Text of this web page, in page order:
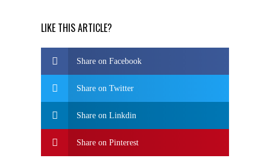
LIKE THIS ARTICLE?
Share on Facebook
Share on Twitter
Share on Linkdin
Share on Pinterest